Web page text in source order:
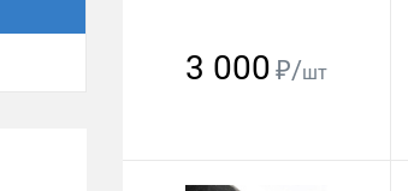
3 000 ₽/шт